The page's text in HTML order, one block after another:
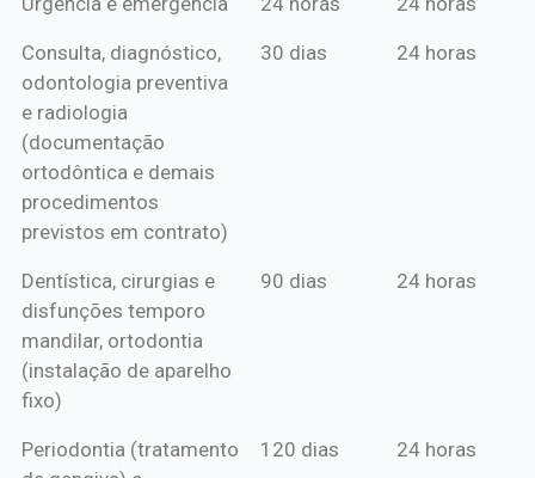
mensal*
de crédito
Consulta, diagnóstico,
odontologia preventiva
e radiologia
(documentação
ortodôntica e demais
procedimentos
previstos em contrato)
30 dias 24 horas
Dentística, cirurgias e
disfunções temporo
mandilar, ortodontia
(instalação de aparelho
fixo)
90 dias 24 horas
Periodontia (tratamento
120 dias 24 horas